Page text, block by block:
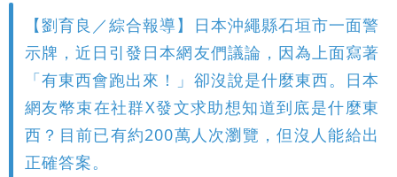
Summer火大（壹蘋10點強打）
商羈押禁見
廉航新規「頭頂置物櫃收費」 網崩潰：
上廁所多少？
白海豚路徑變了！專家：離台又更近 暴
風圈逼近岸處
3資深房仲遭聲押禁見！士院裁定全交保
＋限居
UNIQLO涼感衣不涼？店員揭「洗標編
【劉育良／綜合報導】日本沖繩縣石垣市一面警
示牌，近日引發日本網友們議論，因為上面寫著
「有東西會跑出來！」卻沒說是什麼東西。日本
網友幣束在社群X發文求助想知道到底是什麼東
西？目前已有約200萬人次瀏覽，但沒人能給出
正確答案。